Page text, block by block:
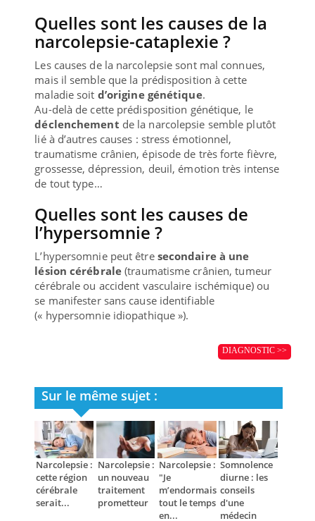
Quelles sont les causes de la
narcolepsie-cataplexie ?
Les causes de la narcolepsie sont mal connues,
mais il semble que la prédisposition à cette
maladie soit d’origine génétique.
Au-delà de cette prédisposition génétique, le
déclenchement de la narcolepsie semble plutôt
lié à d’autres causes : stress émotionnel,
traumatisme crânien, épisode de très forte fièvre,
grossesse, dépression, deuil, émotion très intense
de tout type…
Quelles sont les causes de
l’hypersomnie ?
L’hypersomnie peut être secondaire à une
lésion cérébrale (traumatisme crânien, tumeur
cérébrale ou accident vasculaire ischémique) ou
se manifester sans cause identifiable
(« hypersomnie idiopathique »).
DIAGNOSTIC >>
Sur le même sujet :
Narcolepsie :
cette région
cérébrale
serait...
Narcolepsie :
un nouveau
traitement
prometteur
Narcolepsie :
"Je
m’endormais
tout le temps
en...
Somnolence
diurne : les
conseils
d'une
médecin